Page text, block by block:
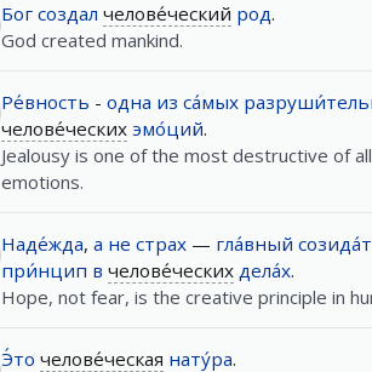
Бог создал челове́ческий род.
God created mankind.
Ре́вность - одна из са́мых
челове́ческих эмо́ций.
Jealousy is one of the most destructive of
emotions.
Наде́жда, а не страх — гла́вный
при́нцип в челове́ческих дела́х.
Hope, not fear, is the creative principle in
Э́то челове́ческая нату́ра.